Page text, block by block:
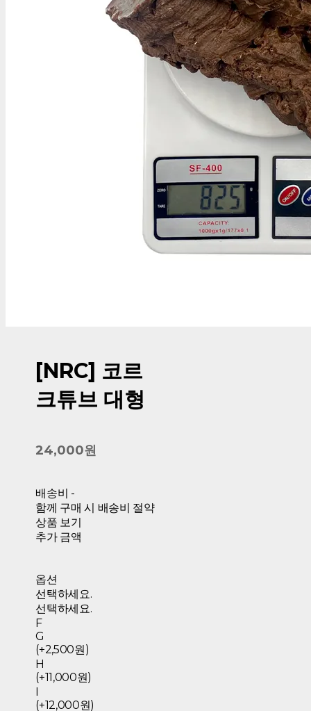
[NRC] 코르
크튜브 대형
24,000원
배송비 -
함께 구매 시 배송비 절약
상품 보기
추가 금액
옵션
선택하세요.
선택하세요.
F
G
(+2,500원)
H
(+11,000원)
I
(+12,000원)